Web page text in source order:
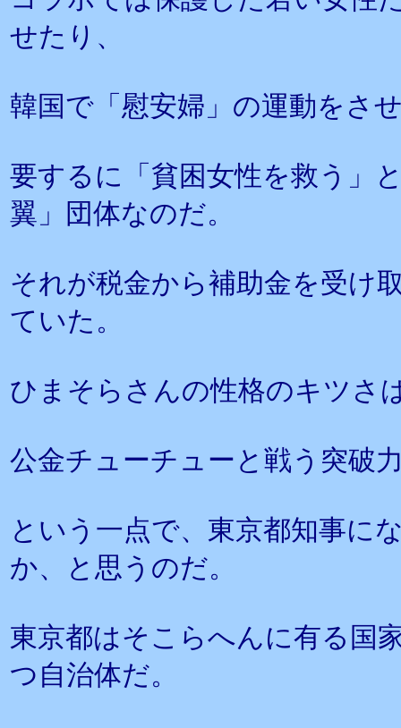
せたり、
韓国で「慰安婦」の運動をさ
要するに「貧困女性を救う」
翼」団体なのだ。
それが税金から補助金を受け
ていた。
ひまそらさんの性格のキツさ
公金チューチューと戦う突破
という一点で、東京都知事に
か、と思うのだ。
東京都はそこらへんに有る国
つ自治体だ。